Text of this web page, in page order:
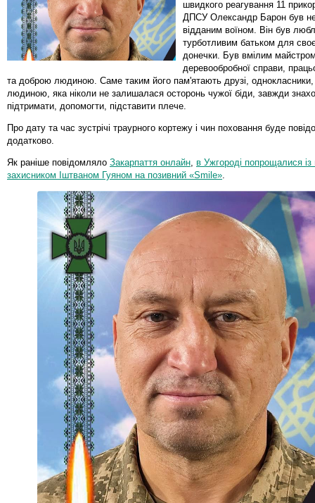
швидкого реагування 11
ДПСУ Олександр Барон був
відданим воїном. Він був
турботливим батьком для
донечки. Був вмілим
деревообробної справи,
та доброю людиною. Саме таким його пам'ятають друзі,
людиною, яка ніколи не залишалася осторонь чужої біди, завжди
підтримати, допомогти, підставити плече.
Про дату та час зустрічі траурного кортежу і чин поховання буде
додатково.
Як раніше повідомляло Закарпаття онлайн в Ужгороді попрощалися
захисником Іштваном Гуяном на позивний «Smile»